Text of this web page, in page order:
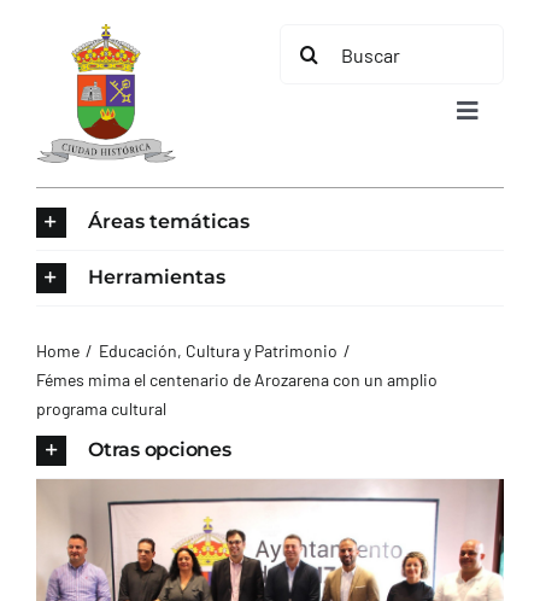
contenido
Buscar:
Toggle
AYUNTAMIENTO
CONTACTO
Áreas temáticas
Herramientas
Home
Educación, Cultura y Patrimonio
Fémes mima el centenario de Arozarena con un amplio
programa cultural
Otras opciones